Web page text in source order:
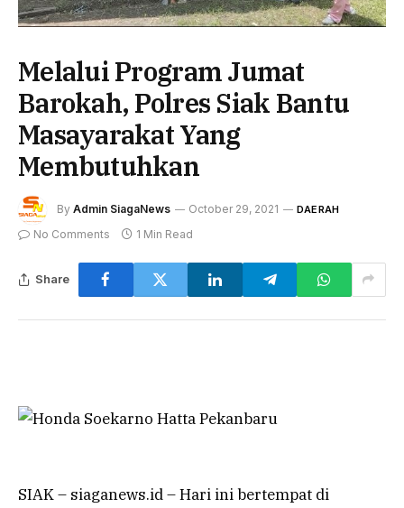
Melalui Program Jumat
Barokah, Polres Siak Bantu
Masayarakat Yang
Membutuhkan
By Admin SiagaNews October 29, 2021 DAERAH
No Comments 1 Min Read
Share
SIAK – siaganews.id – Hari ini bertempat di